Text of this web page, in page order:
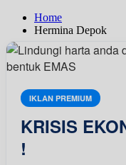
Home
Hermina Depok
IKLAN PREMIUM
KRISIS
!